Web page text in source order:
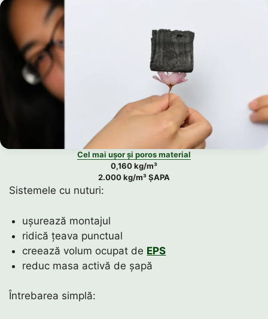
Cel mai ușor și poros material
0,160 kg/m³
2.000 kg/m³ ȘAPA
Sistemele cu nuturi:
ușurează montajul
ridică țeava punctual
creează volum ocupat de EPS
reduc masa activă de șapă
Întrebarea simplă: